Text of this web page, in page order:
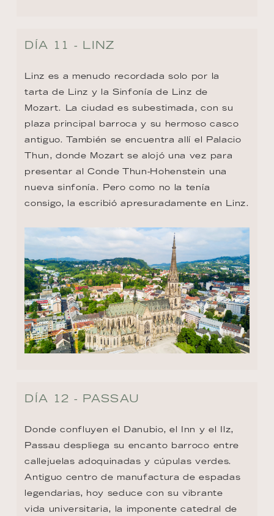
DÍA 11 - LINZ
Linz es a menudo recordada solo por la
tarta de Linz y la Sinfonía de Linz de
Mozart. La ciudad es subestimada, con su
plaza principal barroca y su hermoso casco
antiguo. También se encuentra allí el Palacio
Thun, donde Mozart se alojó una vez para
presentar al Conde Thun-Hohenstein una
nueva sinfonía. Pero como no la tenía
consigo, la escribió apresuradamente en Linz.
DÍA 12 - PASSAU
Donde confluyen el Danubio, el Inn y el Ilz,
Passau despliega su encanto barroco entre
callejuelas adoquinadas y cúpulas verdes.
Antiguo centro de manufactura de espadas
legendarias, hoy seduce con su vibrante
vida universitaria, la imponente catedral de